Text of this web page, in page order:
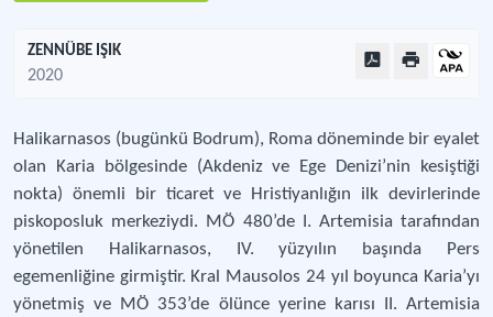
ZENNÜBE IŞIK
2020
Halikarnasos (bugünkü Bodrum), Roma döneminde bir eyalet
olan Karia bölgesinde (Akdeniz ve Ege Denizi’nin kesiştiği
nokta) önemli bir ticaret ve Hristiyanlığın ilk devirlerinde
piskoposluk merkeziydi. MÖ 480’de I. Artemisia tarafından
yönetilen Halikarnasos, IV. yüzyılın başında Pers
egemenliğine girmiştir. Kral Mausolos 24 yıl boyunca Karia’yı
yönetmiş ve MÖ 353’de ölünce yerine karısı II. Artemisia